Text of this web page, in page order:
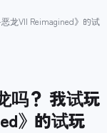
龙VII Reimagined》的试
吗？ 我试玩
》的试玩